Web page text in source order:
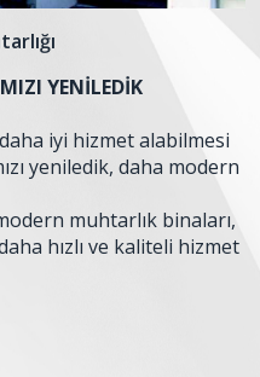
YENİLEDİK
iyi hizmet alabilmesi
yeniledik, daha modern
muhtarlık binaları,
hızlı ve kaliteli hizmet